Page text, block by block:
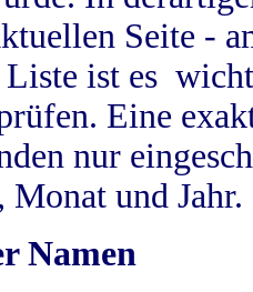
Seite -
ist es
Eine
nur
und Jahr.
Namen